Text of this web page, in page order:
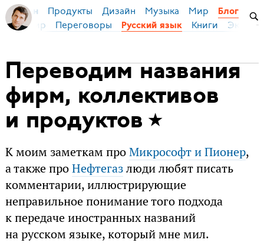
Бирман Продукты Дизайн Музыка Мир Блог
Мир Переговоры Русский язык Книги
Переводим названия
фирм, коллективов
и продуктов
К моим заметкам проМикрософт и Пионер,
а также проНефтегазлюди любят писать
комментарии, иллюстрирующие
неправильное понимание того подхода
к передаче иностранных названий
на русском языке, который мне мил.